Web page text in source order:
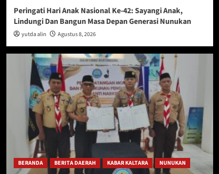
Peringati Hari Anak Nasional Ke-42: Sayangi Anak,
Lindungi Dan Bangun Masa Depan Generasi Nunukan
yutda alin Agustus 8, 2026
BERANDA BERITA DAERAH KABAR KALTARA NUNUKAN